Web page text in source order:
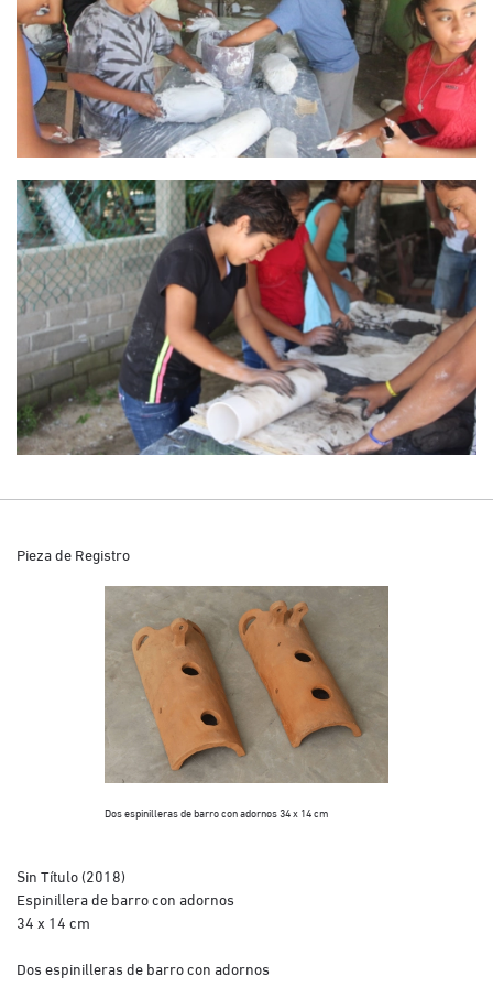
Pieza de Registro
Dos espinilleras de barro con adornos 34 x 14 cm
Sin Título (2018)
Espinillera de barro con adornos
34 x 14 cm
Dos espinilleras de barro con adornos